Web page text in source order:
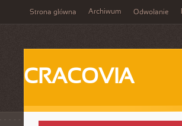
Strona główna Archiwum Odwołanie
CRACOVIA